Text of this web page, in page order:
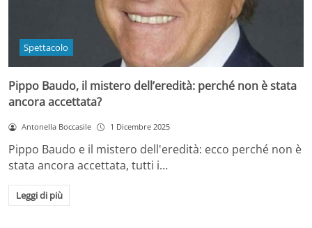
Spettacolo
Pippo Baudo, il mistero dell’eredità: perché non è stata
ancora accettata?
Antonella Boccasile 1 Dicembre 2025
Pippo Baudo e il mistero dell'eredità: ecco perché non è
stata ancora accettata, tutti i…
Leggi di più